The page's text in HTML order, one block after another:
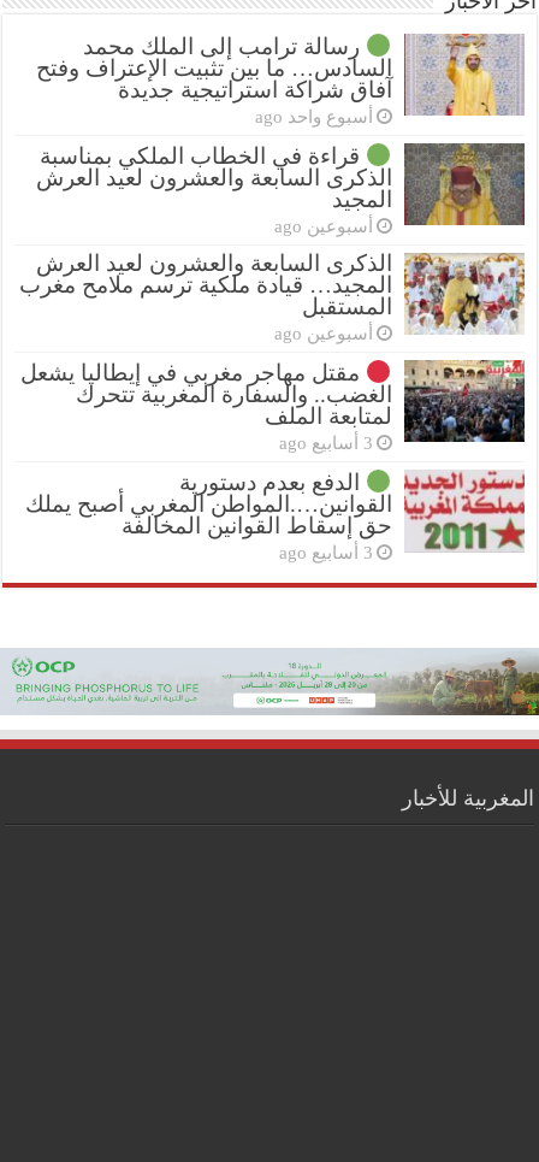
رسالة ترامب إلى الملك محمد
السادس… ما بين تثبيت الإعتراف وفتح
آفاق شراكة استراتيجية جديدة
أسبوع واحد ago
قراءة في الخطاب الملكي بمناسبة
الذكرى السابعة والعشرون لعيد العرش
المجيد
أسبوعين ago
الذكرى السابعة والعشرون لعيد العرش
المجيد… قيادة ملكية ترسم ملامح مغرب
المستقبل
أسبوعين ago
مقتل مهاجر مغربي في إيطاليا يشعل
الغضب.. والسفارة المغربية تتحرك
لمتابعة الملف
3 أسابيع ago
الدفع بعدم دستورية
القوانين….المواطن المغربي أصبح يملك
حق إسقاط القوانين المخالفة
3 أسابيع ago
المغربية للأخبار